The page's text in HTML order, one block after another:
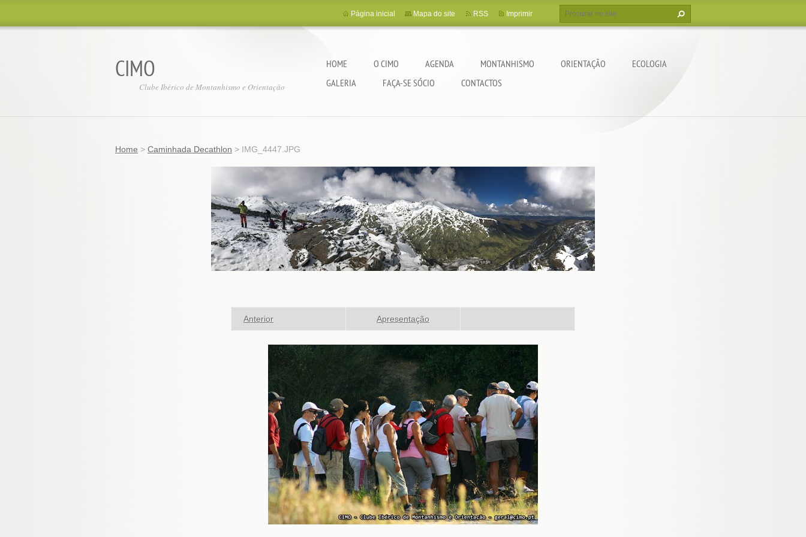
CIMO
Clube Ibérico de Montanhismo e Orientação
HOME O CIMO AGENDA MONTANHISMO ORIENTAÇÃO
ECOLOGIA
GALERIA
FAÇA-SE SÓCIO CONTACTOS
Página inicial Mapa do site RSS Imprimir
Home > Caminhada Decathlon > IMG_4447.JPG
Anterior Apresentação